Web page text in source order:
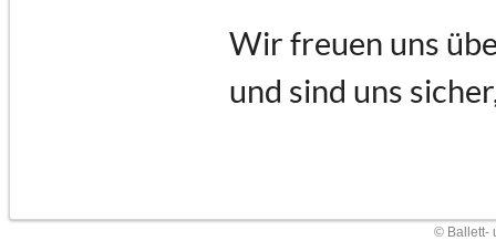
Wir freuen uns
und sind uns
© Ballett-